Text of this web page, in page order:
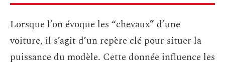
Lorsque l’on évoque les “chevaux” d’une
voiture, il s’agit d’un repère clé pour situer la
puissance du modèle. Cette donnée influence les